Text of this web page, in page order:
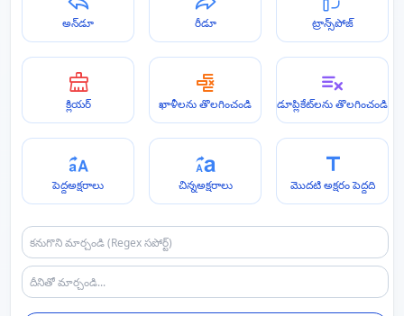
అన్‌డూ రీడూ ట్రాన్స్‌పోజ్
క్లియర్ ఖాళీలను తొలగించండి డూప్లికేట్‌లను తొలగించండి
పెద్దఅక్షరాలు చిన్నఅక్షరాలు మొదటి అక్షరం పెద్దది